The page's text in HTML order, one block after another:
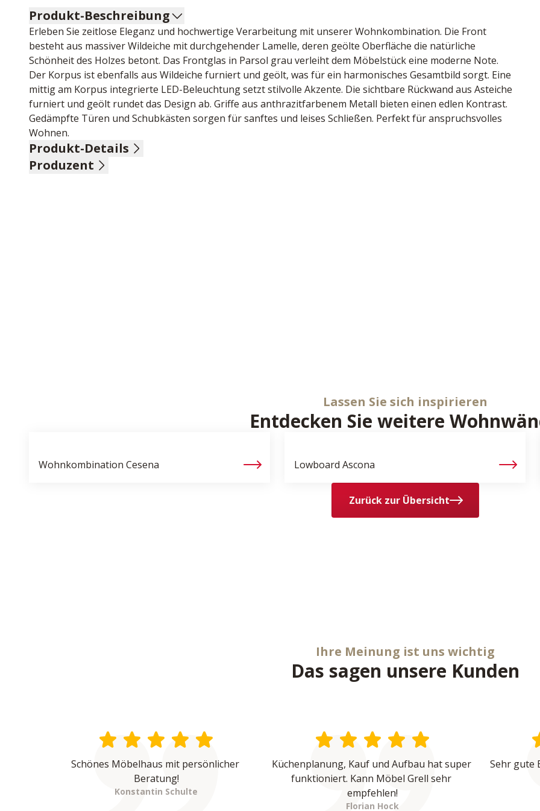
Produkt-Beschreibung
Erleben Sie zeitlose Eleganz und hochwertige Verarbeitung mit unserer Wohnkombination. Die Front
besteht aus massiver Wildeiche mit durchgehender Lamelle, deren geölte Oberfläche die natürliche
Schönheit des Holzes betont. Das Frontglas in Parsol grau verleiht dem Möbelstück eine moderne Note.
Der Korpus ist ebenfalls aus Wildeiche furniert und geölt, was für ein harmonisches Gesamtbild sorgt. Eine
mittig am Korpus integrierte LED-Beleuchtung setzt stilvolle Akzente. Die sichtbare Rückwand aus Asteiche
furniert und geölt rundet das Design ab. Griffe aus anthrazitfarbenem Metall bieten einen edlen Kontrast.
Gedämpfte Türen und Schubkästen sorgen für sanftes und leises Schließen. Perfekt für anspruchsvolles
Wohnen.
Produkt-Details
Front Wildeiche massiv durchgehende Lamelle, Oberfläche geölt, Frontglas Parsol grau, Korpus Wildeiche
Produzent
Lassen Sie sich inspirieren
Entdecken Sie weitere
Wohnkombination Cesena Lowboard Ascona
Zurück zur Übersicht
Ihre Meinung ist uns wichtig
Das sagen unsere Kunden
Schönes Möbelhaus mit persönlicher
Beratung!
Konstantin Schulte
Küchenplanung, Kauf und Aufbau hat super
funktioniert. Kann Möbel Grell sehr
empfehlen!
Florian Hock
Sehr gute